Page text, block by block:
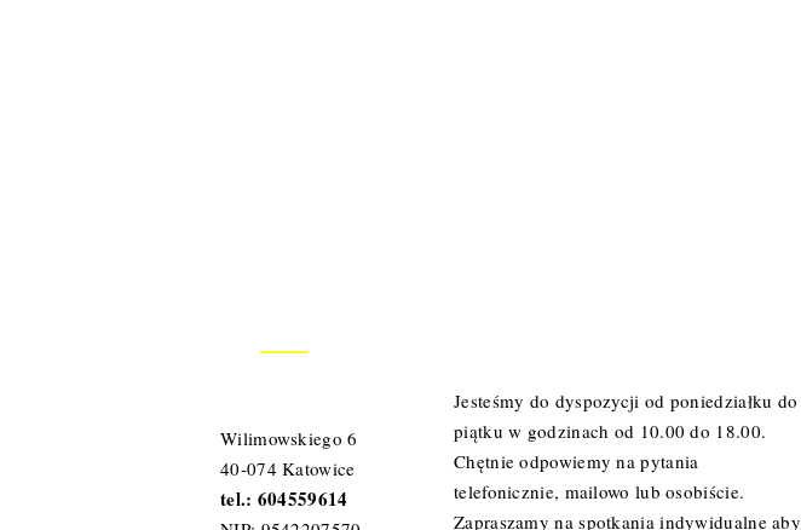
Jesteśmy do dyspozycji od poniedziałku do
piątku w godzinach od 10.00 do 18.00.
Chętnie odpowiemy na pytania
telefonicznie, mailowo lub osobiście.
Zapraszamy na spotkania indywidualne aby
Wilimowskiego 6
40-074 Katowice
tel.: 604559614